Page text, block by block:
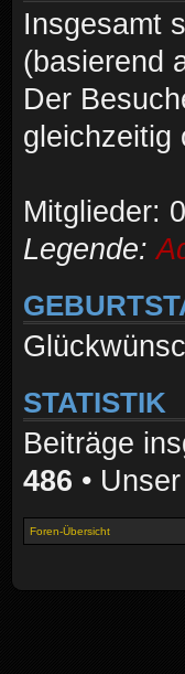
Insgesamt
(basierend
Der
gleichzeitig
Mitglieder:
Legende:
STATISTIK
Beiträge
486 •
Foren-Übersicht